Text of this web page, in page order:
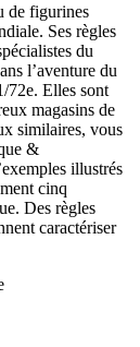
de figurines
Ses règles
du
l’aventure du
72e. Elles sont
magasins de
similaires, vous
&
illustrés
cinq
Des règles
caractériser